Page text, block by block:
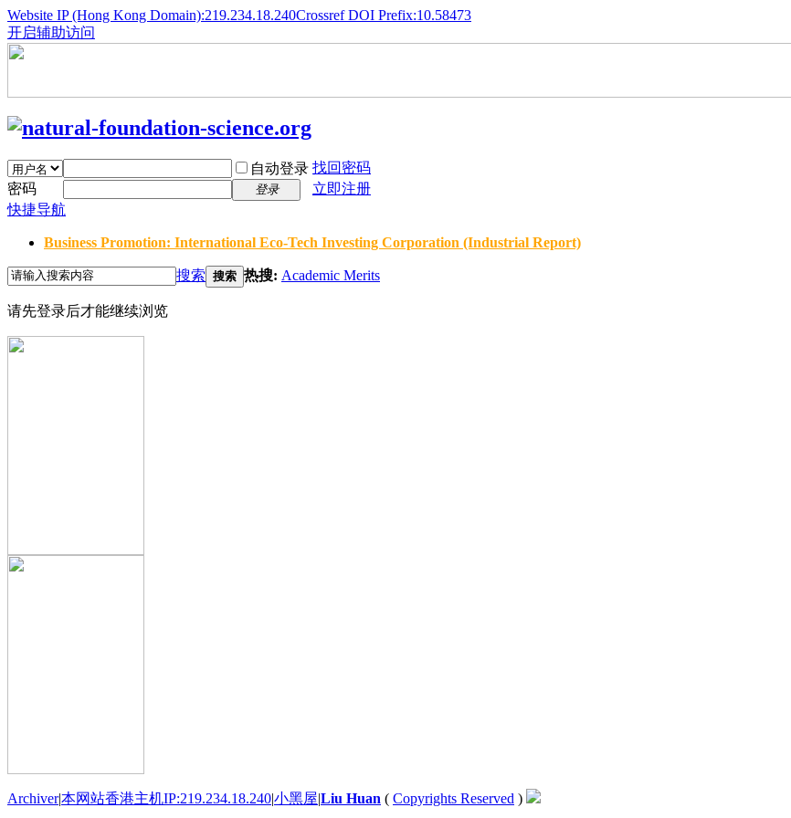
Website IP (Hong Kong Domain):219.234.18.240Crossref DOI Prefix:10.58473
开启辅助访问
自动登录 找回密码
密码
登录
立即注册
快捷导航
Business Promotion: International Eco-Tech Investing Corporation (Industrial Report)
搜索 搜索 热搜: Academic Merits
请先登录后才能继续浏览
Archiver|本网站香港主机IP:219.234.18.240|小黑屋|Liu Huan ( Copyrights Reserved )